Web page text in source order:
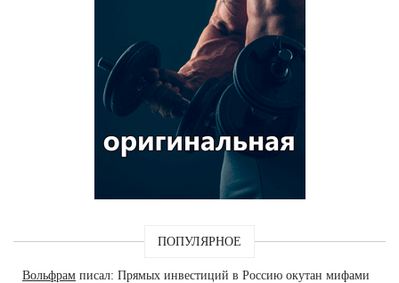
ПОПУЛЯРНОЕ
Вольфрам писал: Прямых инвестиций в Россию окутан мифами